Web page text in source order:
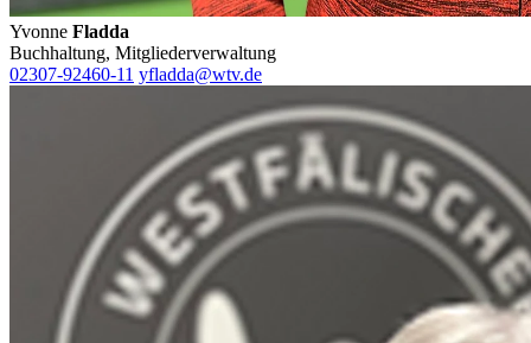
Yvonne Fladda
Buchhaltung, Mitgliederverwaltung
02307-92460-11 yfladda@wtv.de